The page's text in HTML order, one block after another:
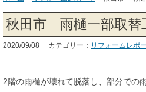
秋田市 雨樋一部取替
2020/09/08 カテゴリー： リフォームレポ
2階の雨樋が壊れて脱落し、部分での